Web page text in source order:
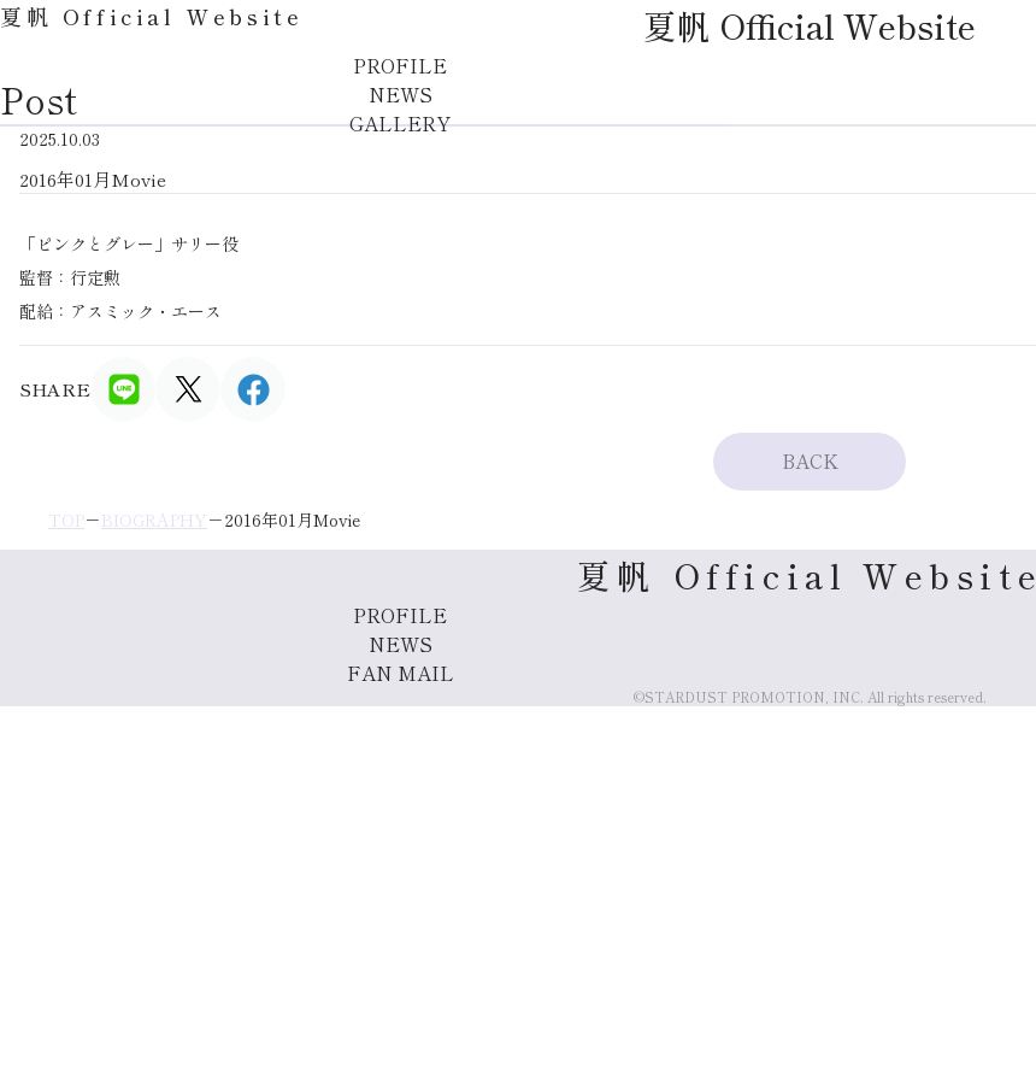
夏帆 Official Website 夏帆 Official Website
PROFILE
NEWS
GALLERY
Post
2025.10.03
2016年01月Movie
「ピンクとグレー」サリー役
監督：行定勲
配給：アスミック・エース
SHARE
BACK
TOP BIOGRAPHY 2016年01月Movie
夏帆 Official Website
PROFILE
NEWS
FAN MAIL
©STARDUST PROMOTION, INC. All rights reserved.